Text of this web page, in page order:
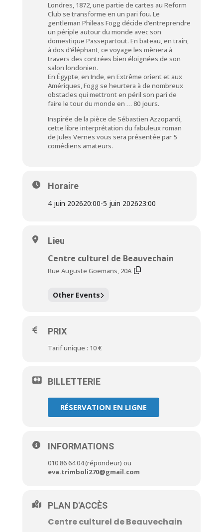
Londres, 1872, une partie de cartes au Reform
Club se transforme en un pari fou. Le
gentleman Phileas Fogg décide d’entreprendre
un périple autour du monde avec son
domestique Passepartout. En bateau, en train,
à dos d’éléphant, ce voyage les mènera à
travers des contrées bien éloignées de son
salon londonien.
En Égypte, en Inde, en Extrême orient et aux
Amériques, Fogg se heurtera à de nombreux
obstacles qui mettront en péril son pari de
faire le tour du monde en … 80 jours.
Inspirée de la pièce de Sébastien Azzopardi,
cette libre interprétation du fabuleux roman
de Jules Vernes vous sera présentée par 5
comédiens amateurs.
Horaire
4 juin 202620:00-5 juin 202623:00
Lieu
Centre culturel de Beauvechain
Rue Auguste Goemans, 20A
Other Events
PRIX
Tarif unique : 10 €
BILLETTERIE
RÉSERVATION EN LIGNE
INFORMATIONS
010 86 64 04 (répondeur) ou
eva.trimboli270@gmail.com
PLAN D'ACCÈS
Centre culturel de Beauvechain